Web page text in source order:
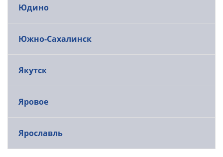
Юдино
Южно-Сахалинск
Якутск
Яровое
Ярославль